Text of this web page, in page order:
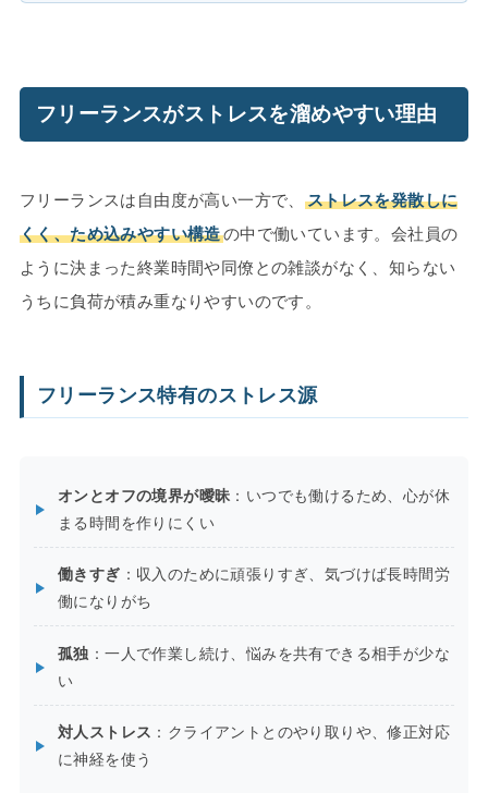
フリーランスがストレスを溜めやすい理由
フリーランスは自由度が高い一方で、
ストレスを発散しに
くく、ため込みやすい構造の中で働いています。会社員の
ように決まった終業時間や同僚との雑談がなく、知らない
うちに負荷が積み重なりやすいのです。
フリーランス特有のストレス源
オンとオフの境界が曖昧 ：いつでも働けるため、心が休
まる時間を作りにくい
働きすぎ ：収入のために頑張りすぎ、気づけば長時間労
働になりがち
孤独 ：一人で作業し続け、悩みを共有できる相手が少な
い
対人ストレス ：クライアントとのやり取りや、修正対応
に神経を使う